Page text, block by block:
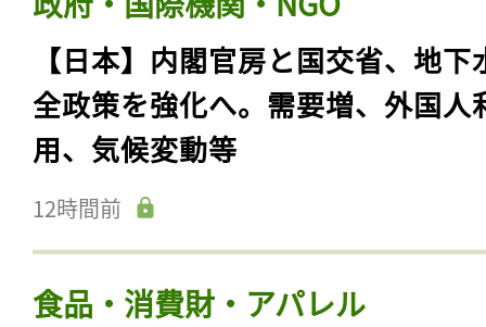
【日本】内閣官房と国交省、地下
全政策を強化へ。需要増、外国人
用、気候変動等
12時間前
食品・消費財・アパレル